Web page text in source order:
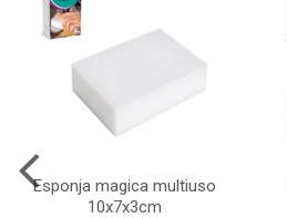
Esponja magica multiuso
10x7x3cm